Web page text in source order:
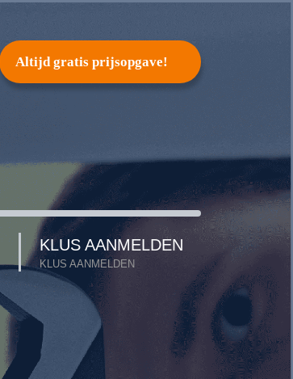
Altijd gratis prijsopgave!
KLUS AANMELDEN
KLUS AANMELDEN